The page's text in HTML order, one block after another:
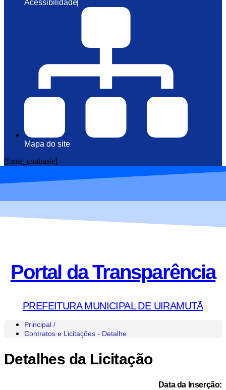
Acessibilidade
Mapa do site
[fonte_contraste]
Portal da Transparência
PREFEITURA MUNICIPAL DE UIRAMUTÃ
Principal /
Contratos e Licitações - Detalhe
Detalhes da Licitação
Data da Inserção: